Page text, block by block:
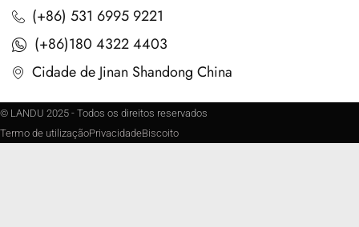
(+86) 531 6995 9221
(+86)180 4322 4403
Cidade de Jinan Shandong China
© LANDU 2025 - Todos os direitos reservados
Termo de utilizaçãoPrivacidadeBiscoito